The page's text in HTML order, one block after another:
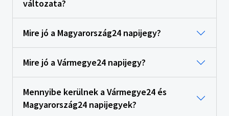
változata?
Mire jó a Magyarország24 napijegy?
Mire jó a Vármegye24 napijegy?
Mennyibe kerülnek a Vármegye24 és
Magyarország24 napijegyek?